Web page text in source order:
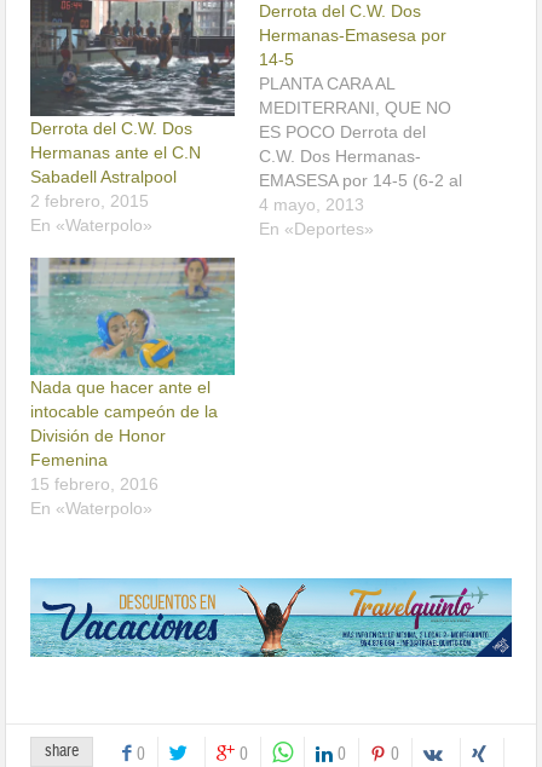
Derrota del C.W. Dos
Hermanas ante el C.N
Sabadell Astralpool
2 febrero, 2015
En «Waterpolo»
Derrota del C.W. Dos
Hermanas-Emasesa por
14-5
PLANTA CARA AL
MEDITERRANI, QUE NO
ES POCO Derrota del
C.W. Dos Hermanas-
EMASESA por 14-5 (6-2 al
descanso). Este domingo,
nuevo reto a las 12:00
4 mayo, 2013
En «Deportes»
Nada que hacer ante el
intocable campeón de la
División de Honor
Femenina
15 febrero, 2016
En «Waterpolo»
share 0 0 0 0